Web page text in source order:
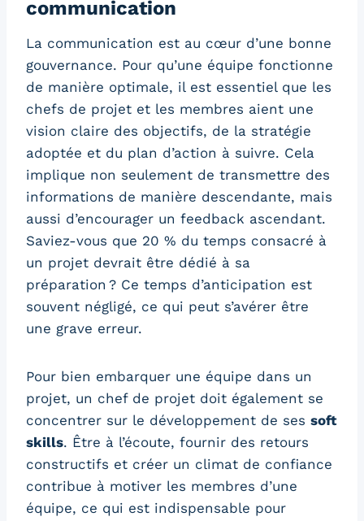
communication
La communication est au cœur d’une bonne
gouvernance. Pour qu’une équipe fonctionne
de manière optimale, il est essentiel que les
chefs de projet et les membres aient une
vision claire des objectifs, de la stratégie
adoptée et du plan d’action à suivre. Cela
implique non seulement de transmettre des
informations de manière descendante, mais
aussi d’encourager un feedback ascendant.
Saviez-vous que 20 % du temps consacré à
un projet devrait être dédié à sa
préparation ? Ce temps d’anticipation est
souvent négligé, ce qui peut s’avérer être
une grave erreur.
Pour bien embarquer une équipe dans un
projet, un chef de projet doit également se
concentrer sur le développement de ses soft
skills. Être à l’écoute, fournir des retours
constructifs et créer un climat de confiance
contribue à motiver les membres d’une
équipe, ce qui est indispensable pour